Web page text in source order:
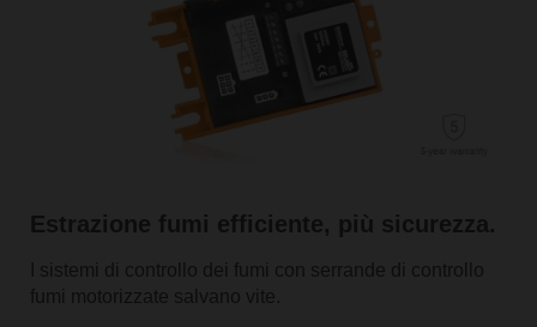
Estrazione fumi efficiente, più sicurezza.
I sistemi di controllo dei fumi con serrande di controllo
fumi motorizzate salvano vite.